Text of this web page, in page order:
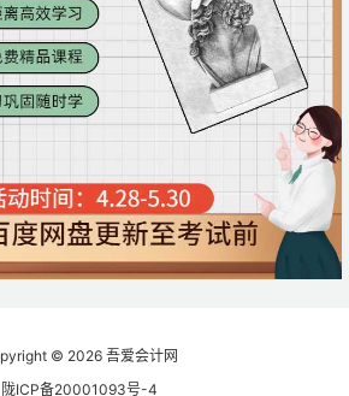
© 2026 吾爱会计网
陇ICP备20001093号-4